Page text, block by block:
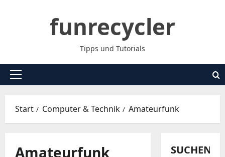
funrecycler
Tipps und Tutorials
Primäres
Start Computer & Technik Amateurfunk
Amateurfunk SUCHEN